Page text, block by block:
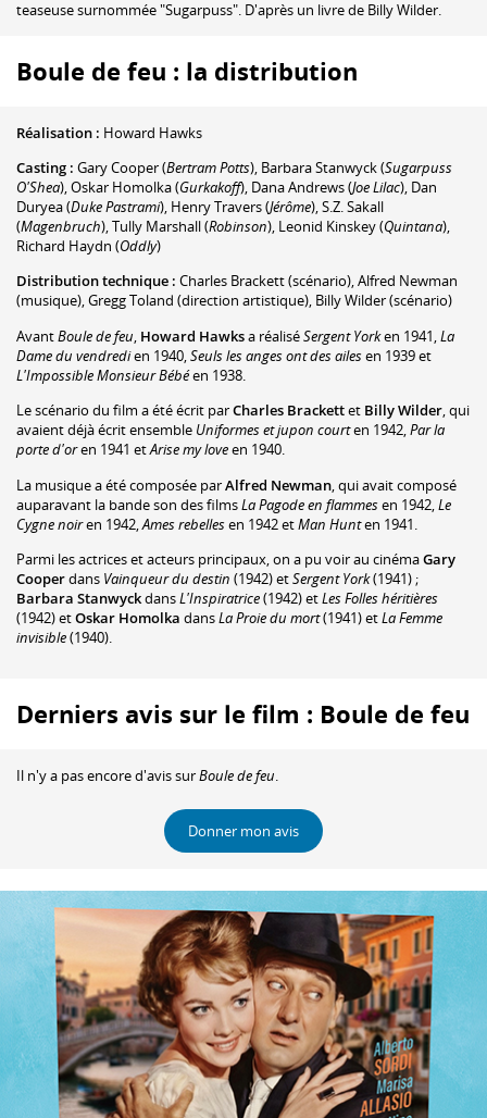
teaseuse surnommée "Sugarpuss". D'après un livre de Billy Wilder.
Boule de feu : la distribution
Réalisation : Howard Hawks
Casting : Gary Cooper(Bertram Potts), Barbara Stanwyck(Sugarpuss
O'Shea),Oskar Homolka(Gurkakoff), Dana Andrews(Joe Lilac), Dan
Duryea(Duke Pastrami), Henry Travers(Jérôme),S.Z. Sakall
(Magenbruch),Tully Marshall(Robinson), Leonid Kinskey(Quintana),
Richard Haydn (Oddly)
Distribution technique : Charles Brackett(scénario),Alfred Newman
(musique),Gregg Toland (direction artistique), Billy Wilder(scénario)
AvantBoule de feu, Howard Hawksa réaliséSergent Yorken 1941,La
Dame du vendredien 1940,Seuls les anges ont des ailesen 1939 et
L'Impossible Monsieur Bébéen 1938.
Le scénario du film a été écrit parCharles Brackettet Billy Wilder, qui
avaient déjà écrit ensemble Uniformes et jupon courten 1942,Par la
porte d'oren 1941 etArise my loveen 1940.
La musique a été composée parAlfred Newman , qui avait composé
auparavant la bande son des filmsLa Pagode en flammesen 1942, Le
Cygne noiren 1942, Ames rebellesen 1942 etMan Hunten 1941.
Parmi les actrices et acteurs principaux, on a pu voir au cinémaGary
Cooperdans Vainqueur du destin (1942) etSergent York(1941) ;
Barbara StanwyckdansL'Inspiratrice(1942) etLes Folles héritières
(1942) etOskar Homolka dansLa Proie du mort(1941) etLa Femme
invisible(1940).
Derniers avis sur le film : Boule de feu
Il n'y a pas encore d'avis surBoule de feu.
Donner mon avis